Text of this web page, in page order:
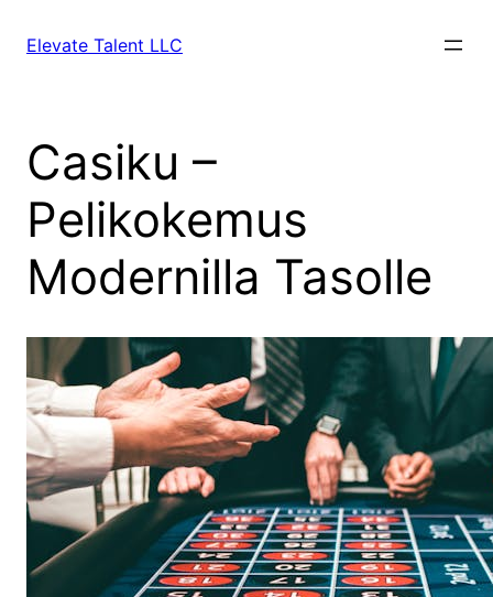
Elevate Talent LLC
Casiku –
Pelikokemus
Modernilla Tasolle